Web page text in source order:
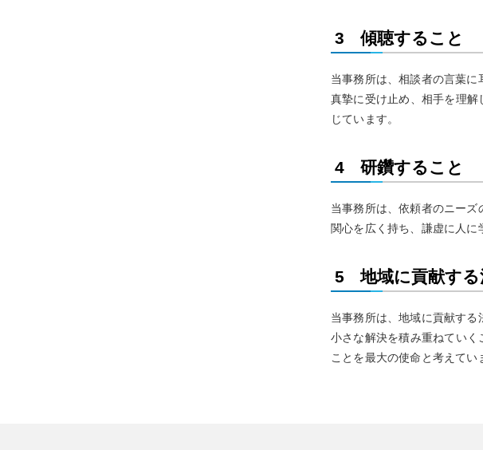
3 傾聴すること
当事務所は、相談者の言葉に
真摯に受け止め、相手を理
じています。
4 研鑽すること
当事務所は、依頼者のニーズ
関心を広く持ち、謙虚に人に
5 地域に貢献す
当事務所は、地域に貢献する
小さな解決を積み重ねてい
ことを最大の使命と考えてい